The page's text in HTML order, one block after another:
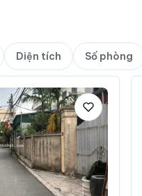
Diện tích Số phòng